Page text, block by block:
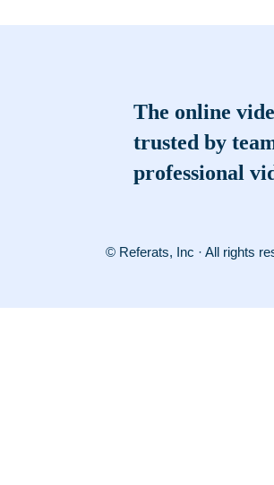
The online
trusted by
professional
© Referats, Inc · All rights